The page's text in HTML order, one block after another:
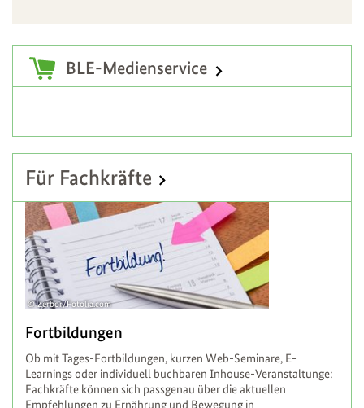
Zusatzinformationen
BLE-Medienservice
Für Fachkräfte
Zerbor/Fotolia.com
Fortbildungen
Ob mit Tages-Fortbildungen, kurzen Web-Seminare, E-
Learnings oder individuell buchbaren Inhouse-Veranstaltunge:
Fachkräfte können sich passgenau über die aktuellen
Empfehlungen zu Ernährung und Bewegung in